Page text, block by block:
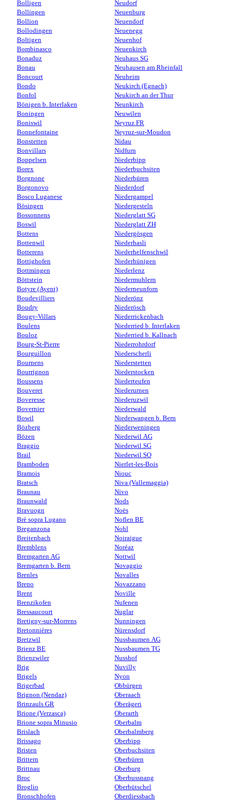
Bolligen
Bollingen
Bollion
Bollodingen
Boltigen
Bombinasco
Bonaduz
Bonau
Boncourt
Bondo
Bonfol
Bönigen b. Interlaken
Boningen
Boniswil
Bonnefontaine
Bonstetten
Bonvillars
Boppelsen
Borex
Borgnone
Borgonovo
Bosco Luganese
Bösingen
Bossonnens
Boswil
Bottens
Bottenwil
Botterens
Bottighofen
Bottmingen
Böttstein
Botyre (Ayent)
Boudevilliers
Boudry
Bougy-Villars
Boulens
Bouloz
Bourg-St-Pierre
Bourguillon
Bournens
Bourrignon
Boussens
Bouveret
Boveresse
Bovernier
Bowil
Bözberg
Bözen
Braggio
Brail
Bramboden
Bramois
Bratsch
Braunau
Braunwald
Bravuogn
Brè sopra Lugano
Breganzona
Breitenbach
Bremblens
Bremgarten AG
Bremgarten b. Bern
Brenles
Breno
Brent
Brenzikofen
Bressaucourt
Bretigny-sur-Morrens
Bretonnières
Bretzwil
Brienz BE
Brienzwiler
Brig
Brigels
Brigerbad
Brignon (Nendaz)
Brinzauls GR
Brione (Verzasca)
Brione sopra Minusio
Brislach
Brissago
Bristen
Brittern
Brittnau
Broc
Broglio
Bronschhofen
Neudorf
Neuenburg
Neuendorf
Neuenegg
Neuenhof
Neuenkirch
Neuhaus SG
Neuhausen am Rheinfall
Neuheim
Neukirch (Egnach)
Neukirch an der Thur
Neunkirch
Neuwilen
Neyruz FR
Neyruz-sur-Moudon
Nidau
Nidfurn
Niederbipp
Niederbuchsiten
Niederbüren
Niederdorf
Niedergampel
Niedergesteln
Niederglatt SG
Niederglatt ZH
Niedergösgen
Niederhasli
Niederhelfenschwil
Niederhünigen
Niederlenz
Niedermuhlern
Niederneunforn
Niederönz
Niederösch
Niederrickenbach
Niederried b. Interlaken
Niederried b. Kallnach
Niederrohrdorf
Niederscherli
Niederstetten
Niederstocken
Niederteufen
Niederurnen
Niederuzwil
Niederwald
Niederwangen b. Bern
Niederweningen
Niederwil AG
Niederwil SG
Niederwil SO
Nierlet-les-Bois
Niouc
Niva (Vallemaggia)
Nivo
Nods
Noës
Noflen BE
Nohl
Noiraigue
Noréaz
Nottwil
Novaggio
Novalles
Novazzano
Noville
Nufenen
Nuglar
Nunningen
Nürensdorf
Nussbaumen AG
Nussbaumen TG
Nusshof
Nuvilly
Nyon
Obbürgen
Oberaach
Oberägeri
Oberarth
Oberbalm
Oberbalmberg
Oberbipp
Oberbuchsiten
Oberbüren
Oberburg
Oberbussnang
Oberbütschel
Oberdiessbach